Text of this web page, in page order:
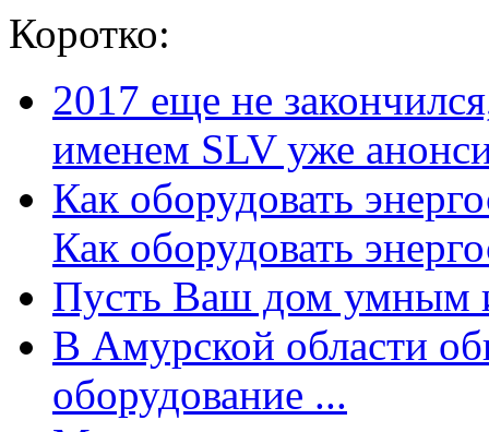
Коротко:
2017 еще не
именем SLV уже
Как оборудовать
Как оборудовать
Пусть Ваш дом умным
В Амурской области
оборудование ...